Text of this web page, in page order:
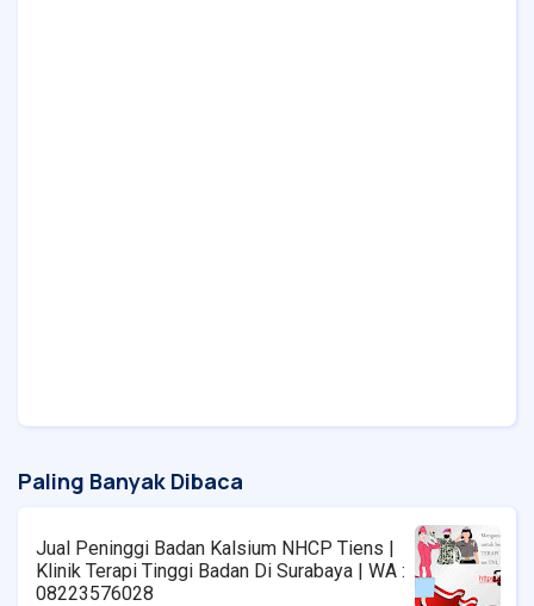
Paling Banyak Dibaca
Jual Peninggi Badan Kalsium NHCP Tiens |
Klinik Terapi Tinggi Badan Di Surabaya | WA :
08223576028